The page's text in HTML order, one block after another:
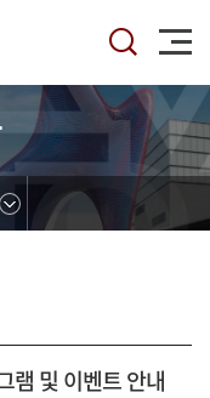
램 및 이벤트 안내